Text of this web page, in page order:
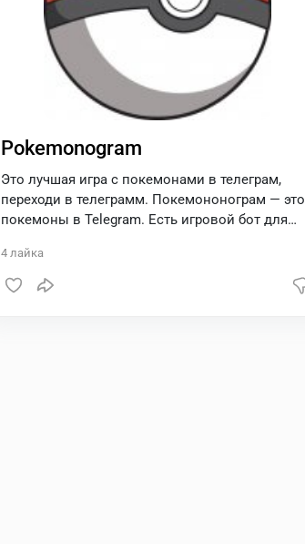
Pokemonogram
Это лучшая игра с покемонами в телеграм,
переходи в телеграмм. Покемононограм — это
покемоны в Telegram. Есть игровой бот для
коллекцию всех покемонов и прокачать
своего покемона по максимуму. (На текущий
4 лайка